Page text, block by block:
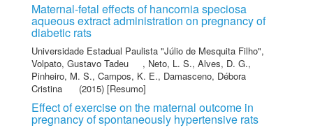
Maternal-fetal effects of hancornia speciosa
aqueous extract administration on pregnancy of
diabetic rats
Universidade Estadual Paulista "Júlio de Mesquita Filho",
Volpato, Gustavo Tadeu
, Neto, L. S., Alves, D. G.,
Pinheiro, M. S., Campos, K. E., Damasceno, Débora
Cristina
(2015) [Resumo]
Effect of exercise on the maternal outcome in
pregnancy of spontaneously hypertensive rats